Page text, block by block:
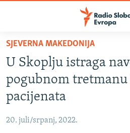
Pređite
glavni
sadržaj
Pređite
na
glavnu
navigaciju
VIJESTI
BOSNA I HERCEGOVINA
SRBIJA
KOSOVO
CRNA GORA
SJEVERNA MAKEDONIJA
U Skoplju istraga
pogubnom tretmanu
pacijenata
20. juli/srpanj, 2022.